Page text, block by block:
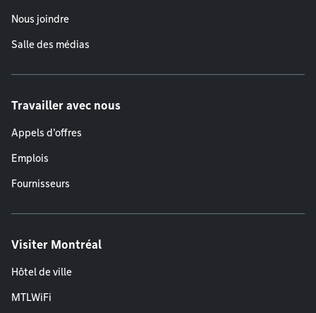
Nous joindre
Salle des médias
Travailler avec nous
Appels d'offres
Emplois
Fournisseurs
Visiter Montréal
Hôtel de ville
MTLWiFi